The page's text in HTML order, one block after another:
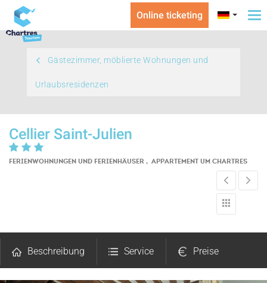
Online ticketing
Gästezimmer, möblierte Wohnungen und
Urlaubsresidenzen
Cellier Saint-Julien
FERIENWOHNUNGEN UND FERIENHÄUSER , APPARTEMENT UM CHARTRES
Beschreibung Service Preise